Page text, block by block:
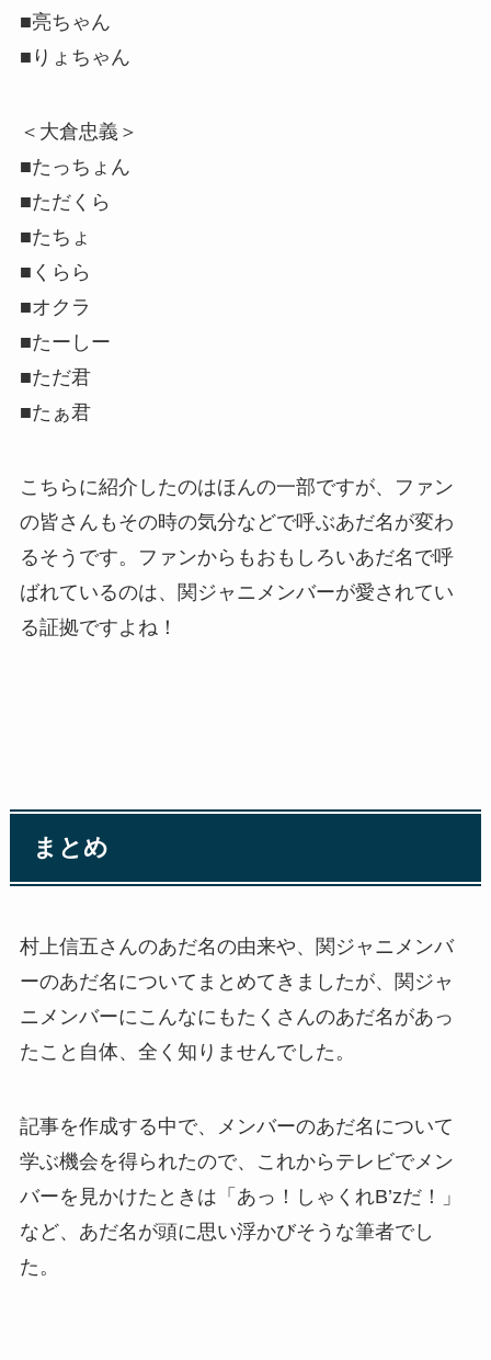
■亮ちゃん
■りょちゃん
＜大倉忠義＞
■たっちょん
■ただくら
■たちょ
■くらら
■オクラ
■たーしー
■ただ君
■たぁ君
こちらに紹介したのはほんの一部ですが、ファン
の皆さんもその時の気分などで呼ぶあだ名が変わ
るそうです。ファンからもおもしろいあだ名で呼
ばれているのは、関ジャニメンバーが愛されてい
る証拠ですよね！
まとめ
村上信五さんのあだ名の由来や、関ジャニメンバ
ーのあだ名についてまとめてきましたが、関ジャ
ニメンバーにこんなにもたくさんのあだ名があっ
たこと自体、全く知りませんでした。
記事を作成する中で、メンバーのあだ名について
学ぶ機会を得られたので、これからテレビでメン
バーを見かけたときは「あっ！しゃくれB’zだ！」
など、あだ名が頭に思い浮かびそうな筆者でし
た。